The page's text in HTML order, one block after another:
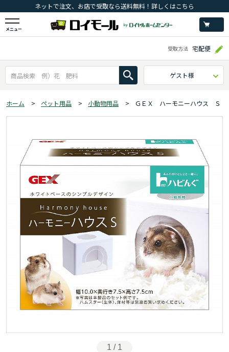
ネットで注文、お店で受取なら送料無料！詳しくはこちら
メニュー
受取方法 宅配便
ゲスト様
ホーム > ペット用品 > 小動物用品 > ＧＥＸ ハーモニーハウス Ｓ
1 / 1